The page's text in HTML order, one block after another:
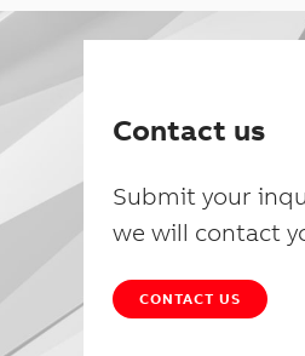
Contact us
Submit your
we will contact
CONTACT US